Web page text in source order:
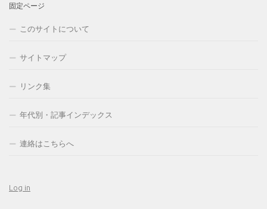
固定ページ
このサイトについて
サイトマップ
リンク集
年代別・記事インデックス
連絡はこちらへ
Log in